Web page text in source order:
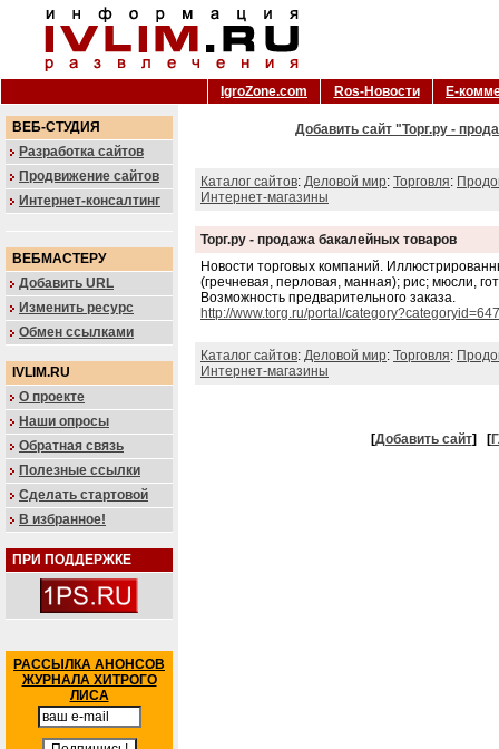
IgroZone.com Ros-Новости Е-
ВЕБ-СТУДИЯ
Разработка сайтов
Продвижение сайтов
Интернет-консалтинг
ВЕБМАСТЕРУ
Добавить URL
Изменить ресурс
Обмен ссылками
IVLIM.RU
О проекте
Наши опросы
Обратная связь
Полезные ссылки
Сделать стартовой
В избранное!
ПРИ ПОДДЕРЖКЕ
РАССЫЛКА АНОНСОВ
ЖУРНАЛА ХИТРОГО
ЛИСА
Добавить сайт "Торг.ру -
Каталог сайтов: Деловой мир: Торговля:
Интернет-магазины
Торг.ру - продажа бакалейных товаров
Новости торговых компаний.
(гречневая, перловая, манная); рис; мюсли,
Возможность предварительного заказа.
http://www.torg.ru/portal/category?categoryid=647
Каталог сайтов: Деловой мир: Торговля:
Интернет-магазины
[Добавить сайт] [